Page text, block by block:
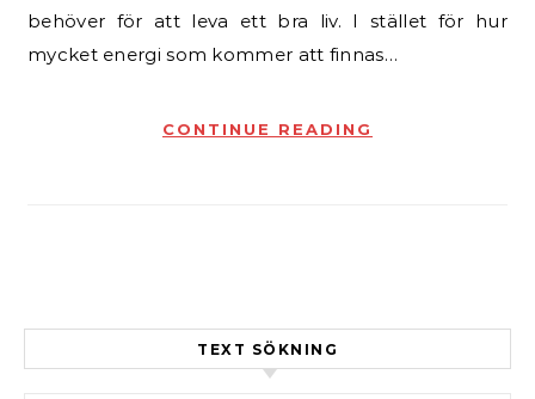
behöver för att leva ett bra liv. I stället för hur
mycket energi som kommer att finnas…
CONTINUE READING
TEXT SÖKNING